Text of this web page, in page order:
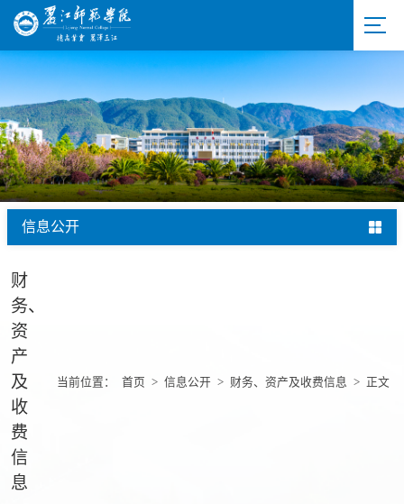
信息公开
财
务、
资
产
及
收
费
信
息
当前位置： 首页 > 信息公开 > 财务、资产及收费信息 > 正文